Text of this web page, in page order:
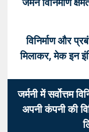
विनिर्माण और
मिलाकर, मेक इन
जर्मनी में सर्वोत्तम
अपनी कंपनी की